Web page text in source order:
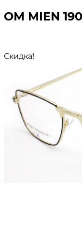
ОМ MIEN
Скидка!